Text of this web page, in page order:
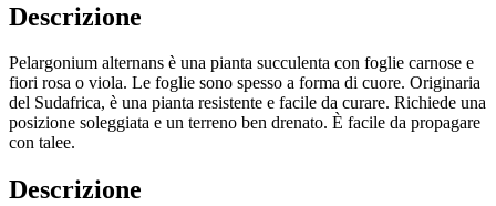
Descrizione
Pelargonium alternans è una pianta succulenta con foglie carnose e
fiori rosa o viola. Le foglie sono spesso a forma di cuore. Originaria
del Sudafrica, è una pianta resistente e facile da curare. Richiede una
posizione soleggiata e un terreno ben drenato. È facile da propagare
con talee.
Descrizione